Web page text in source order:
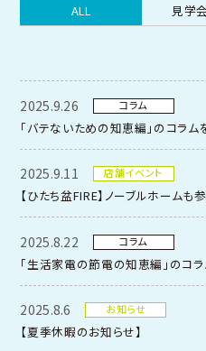
ALL 見学
2025.9.26 コラム
「バテないための知恵編」のコラム
2025.9.11 店舗イベント
【ひたち盆FIRE】ノーブルホームも
2025.8.22 コラム
「生活家電の節電の知恵編」のコラ
2025.8.6 お知らせ
【夏季休暇のお知らせ】